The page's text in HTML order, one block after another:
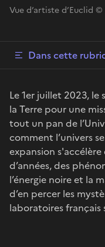
Vue d’artiste d’Euclid
Dans cette
Le 1er juillet 2023,
la Terre pour une
tout un pan de
comment l’univers
expansion
d’années, des
l’énergie noire et la
d’en percer les
laboratoires